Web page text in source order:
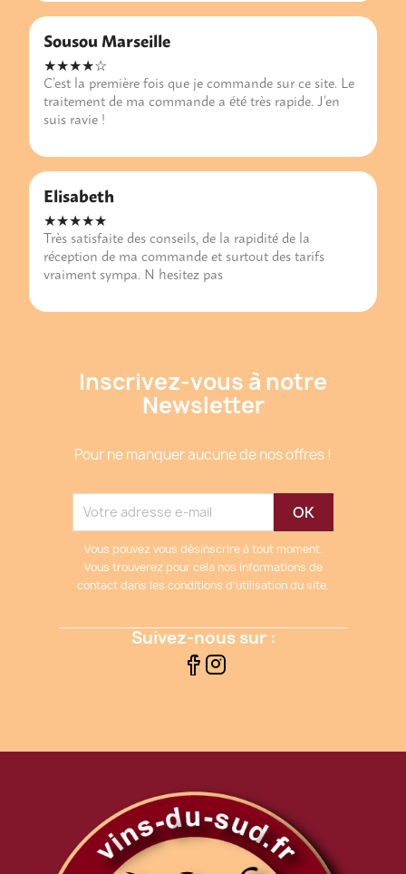
Sousou Marseille
★★★★☆
C’est la première fois que je commande sur ce site. Le
traitement de ma commande a été très rapide. J’en
suis ravie !
Elisabeth
★★★★★
Très satisfaite des conseils, de la rapidité de la
réception de ma commande et surtout des tarifs
vraiment sympa. N hesitez pas
Inscrivez-vous à notre
Newsletter
Pour ne manquer aucune de nos offres !
Vous pouvez vous désinscrire à tout moment.
Vous trouverez pour cela nos informations de
contact dans les conditions d'utilisation du site.
Suivez-nous sur :